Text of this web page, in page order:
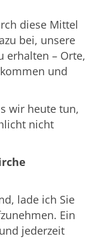
diese Mittel
bei, unsere
erhalten – Orte,
und
wir heute tun,
nicht
lade ich Sie
Ein
jederzeit